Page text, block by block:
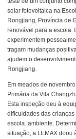
solar fotovoltaica na
Rongjiang, Província de
renovável para a escola.
experimentem
tragam mudanças
ajudem o
Rongjiang.
Em meados de
Primária da Vila
Esta inspeção deu à
dificuldades das
escola.’ambiente.
situação, a LEMAX doou